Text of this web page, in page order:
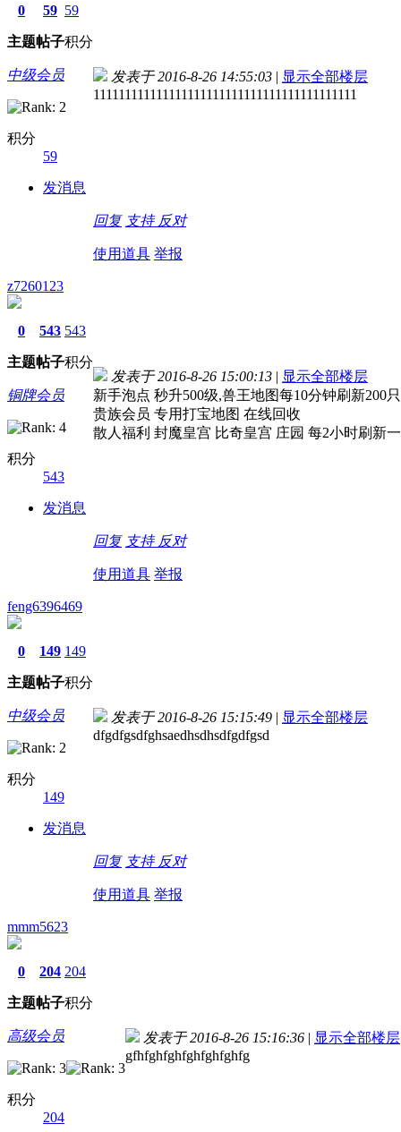
0
主题
59
帖子
59
积分
中级会员
积分
59
发消息
发表于 2016-8-26 14:55:03 | 显示全部楼层
111111111111111111111111111111111111111111
回复 支持 反对
使用道具 举报
z7260123
0
主题
543
帖子
543
积分
铜牌会员
积分
543
发消息
发表于 2016-8-26 15:00:13 | 显示全部楼层
新手泡点 秒升500级,兽王地图每10分钟刷新200
贵族会员 专用打宝地图 在线回收
散人福利 封魔皇宫 比奇皇宫 庄园 每2小时刷新
回复 支持 反对
使用道具 举报
feng6396469
0
主题
149
帖子
149
积分
中级会员
积分
149
发消息
发表于 2016-8-26 15:15:49 | 显示全部楼层
dfgdfgsdfghsaedhsdhsdfgdfgsd
回复 支持 反对
使用道具 举报
mmm5623
0
主题
204
帖子
204
积分
高级会员
积分
204
发表于 2016-8-26 15:16:36 | 显示全部楼层
gfhfghfghfghfghfghfg